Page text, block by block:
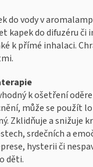
do vody v
kapek do difuzéru či
k přímé inhalaci.
k ošetření
může se použít
Zklidňuje a snižuje
srdečních a
hysterii či
děti.